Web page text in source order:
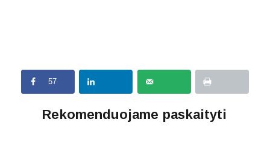
57
Rekomenduojame paskaityti